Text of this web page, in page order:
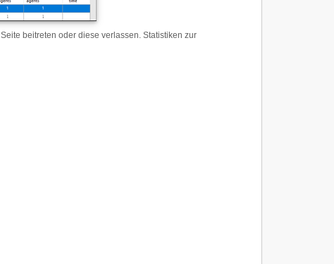
beitreten oder diese verlassen. Statistiken zur